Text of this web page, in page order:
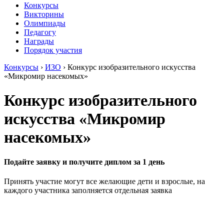
Конкурсы
Викторины
Олимпиады
Педагогу
Награды
Порядок участия
Конкурсы › ИЗО › Конкурс изобразительного искусства
«Микромир насекомых»
Конкурс изобразительного
искусства «Микромир
насекомых»
Подайте заявку и получите диплом за 1 день
Принять участие могут все желающие дети и взрослые, на
каждого участника заполняется отдельная заявка